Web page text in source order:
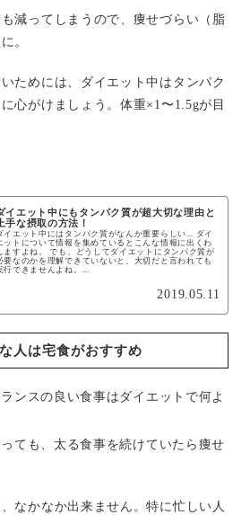
減ってしまうので、痩せづらい（脂
。
ためには、ダイエット中はタンパク
心がけましょう。体重×1〜1.5gが目
イエット中にもタンパク質が超大切な理由と
上手な摂取の方法！
イエット中にはタンパク質がなんか重要らしい... ダイ
ットについて情報を集めているとこんな情報に出くわ
ますよね。 でも、どうしてダイエットにタンパク質が
要なのかを理解できていないと、大切だと言われても
行できませんよね。...
2019.05.11
人は宅食がおすすめ
ンスの良い食事はダイエットで何よ
ても、太る食事を続けていたら痩せ
なかなか出来ません。特に忙しい人